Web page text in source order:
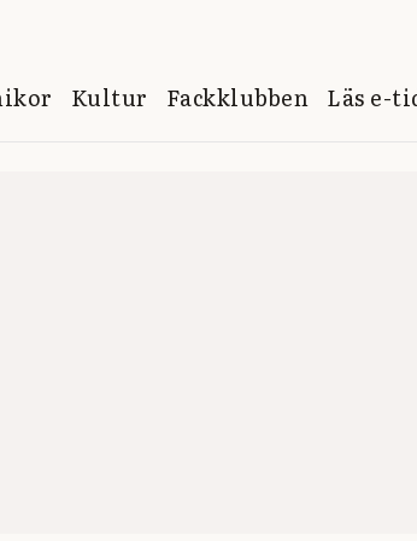
Kultur Fackklubben Läs e-